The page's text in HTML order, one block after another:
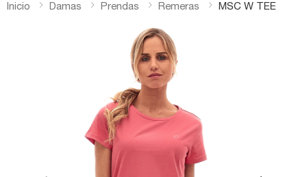
Inicio Damas Prendas Remeras MSC W TEE